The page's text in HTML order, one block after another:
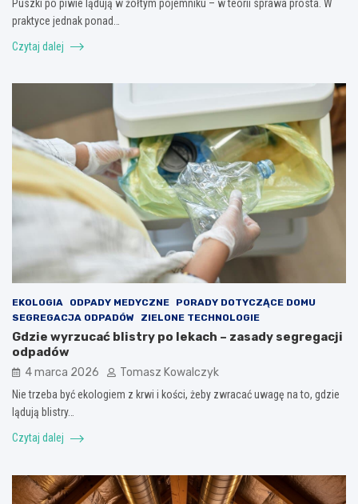
Puszki po piwie lądują w żółtym pojemniku – w teorii sprawa prosta. W
praktyce jednak ponad…
Czytaj dalej
EKOLOGIA ODPADY MEDYCZNE
PORADY DOTYCZĄCE DOMU
SEGREGACJA ODPADÓW
ZIELONE TECHNOLOGIE
Gdzie wyrzucać blistry po lekach – zasady segregacji
odpadów
4 marca 2026 Tomasz Kowalczyk
Nie trzeba być ekologiem z krwi i kości, żeby zwracać uwagę na to, gdzie
lądują blistry…
Czytaj dalej